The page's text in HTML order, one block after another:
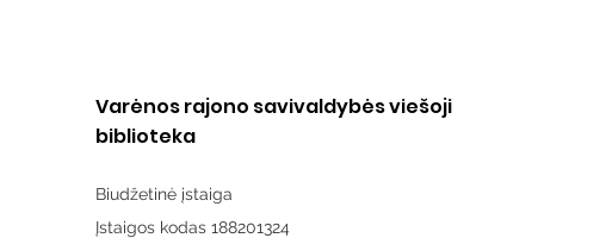
Varėnos rajono savivaldybės viešoji
biblioteka
Biudžetinė įstaiga
Įstaigos kodas 188201324